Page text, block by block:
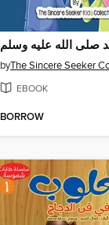
byThe Sincere Seeker
EBOOK
BORROW